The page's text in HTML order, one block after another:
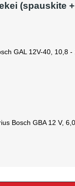
(spauskite
GAL 12V-40, 10,8 -
Bosch GBA 12 V,